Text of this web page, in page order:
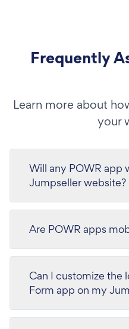
Frequently
Learn more about
your
Will any POWR app
Jumpseller website?
Are POWR apps
Can I customize the
Form app on my